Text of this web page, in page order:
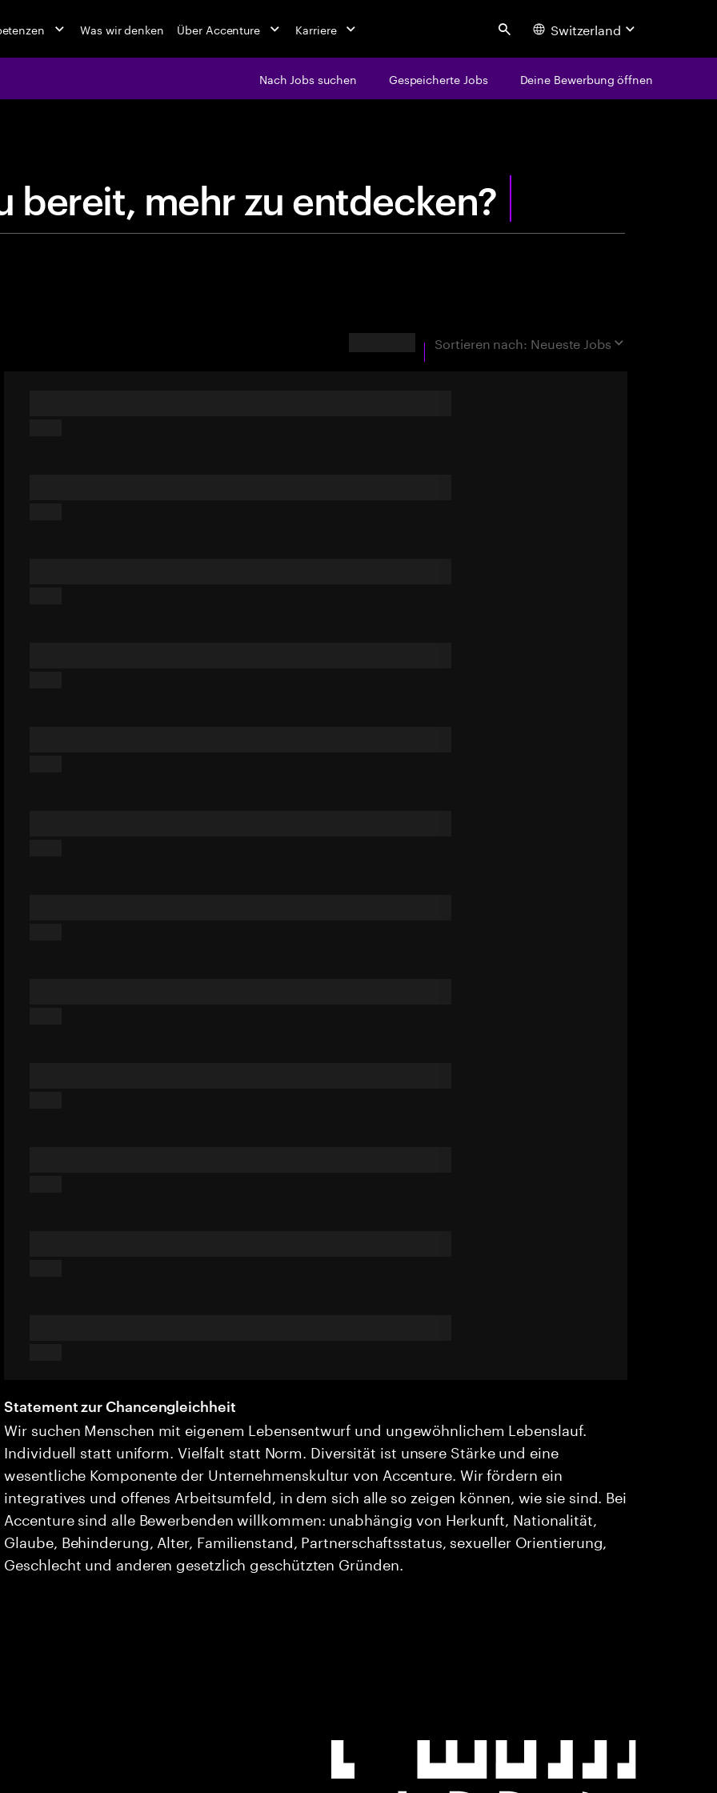
Was wir denken Über Accenture Karriere Search Switzerland
Nach Jobs suchen Gespeicherte Jobs Deine Bewerbung öffnen
t duber eit,m eh rzuentd
Sortieren nach: Neueste Jobs
Statement zur Chancengleichheit
Wir suchen Menschen mit eigenem Lebensentwurf und ungewöhnlichem Lebenslauf.
Individuell statt uniform. Vielfalt statt Norm. Diversität ist unsere Stärke und eine
wesentliche Komponente der Unternehmenskultur von Accenture. Wir fördern ein
integratives und offenes Arbeitsumfeld, in dem sich alle so zeigen können, wie sie sind. Bei
Accenture sind alle Bewerbenden willkommen: unabhängig von Herkunft, Nationalität,
Glaube, Behinderung, Alter, Familienstand, Partnerschaftsstatus, sexueller Orientierung,
Geschlecht und anderen gesetzlich geschützten Gründen.